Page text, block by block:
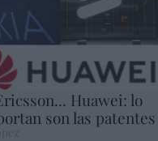
Huawei: lo
son las patentes